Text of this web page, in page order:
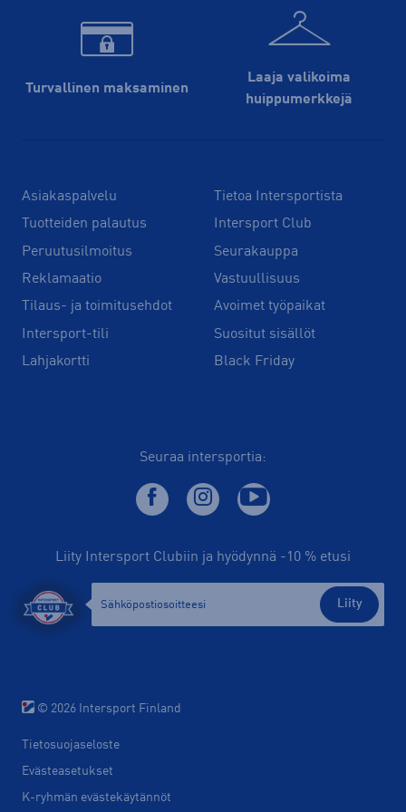
Turvallinen maksaminen
Laaja valikoima
huippu­merkkejä
Asiakaspalvelu
Tuotteiden palautus
Peruutusilmoitus
Reklamaatio
Tilaus- ja toimitusehdot
Intersport-tili
Lahjakortti
Tietoa Intersportista
Intersport Club
Seurakauppa
Vastuullisuus
Avoimet työpaikat
Suositut sisällöt
Black Friday
Seuraa intersportia:
Liity Intersport Clubiin ja hyödynnä -10 % etusi
Liity
© 2026 Intersport Finland
Tietosuojaseloste
Evästeasetukset
K-ryhmän evästekäytännöt